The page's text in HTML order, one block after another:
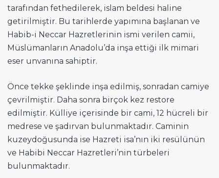
tarafından fethedilerek, islam beldesi haline
getirilmiştir. Bu tarihlerde yapımına başlanan ve
Habib-i Neccar Hazretlerinin ismi verilen camii,
Müslümanların Anadolu’da inşa ettiği ilk mimari
eser unvanına sahiptir.
Önce tekke şeklinde inşa edilmiş, sonradan camiye
çevrilmiştir. Daha sonra birçok kez restore
edilmiştir. Külliye içerisinde bir cami, 12 hücreli bir
medrese ve şadırvan bulunmaktadır. Caminin
kuzeydoğusunda ise Hazreti isa’nın iki resülünün
ve Habibi Neccar Hazretleri’nin türbeleri
bulunmaktadır.